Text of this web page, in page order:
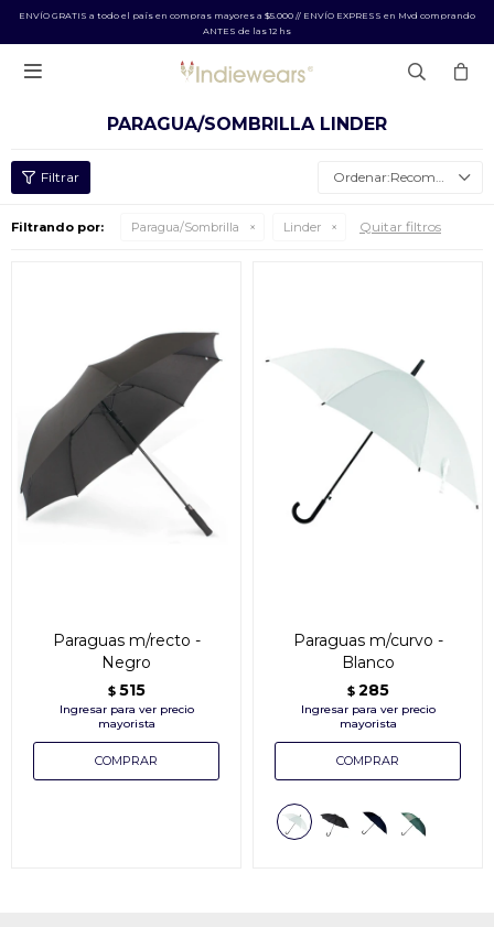
ENVÍO GRATIS a todo el país en compras mayores a $5.000 // ENVÍO EXPRESS en Mvd comprando
ANTES de las 12 hs

PARAGUA/SOMBRILLA LINDER
Recomendados
Filtrando por: Paragua/Sombrilla Linder Quitar filtros
Paraguas m/recto -
Negro
$ 515
Paraguas m/curvo -
Blanco
$ 285